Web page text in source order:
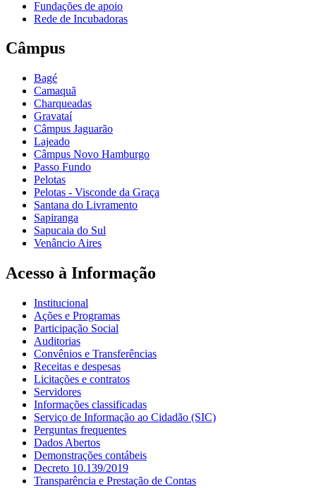
Fundações de apoio
Rede de Incubadoras
Câmpus
Bagé
Camaquã
Charqueadas
Gravataí
Câmpus Jaguarão
Lajeado
Câmpus Novo Hamburgo
Passo Fundo
Pelotas
Pelotas - Visconde da Graça
Santana do Livramento
Sapiranga
Sapucaia do Sul
Venâncio Aires
Acesso à Informação
Institucional
Ações e Programas
Participação Social
Auditorias
Convênios e Transferências
Receitas e despesas
Licitações e contratos
Servidores
Informações classificadas
Serviço de Informação ao Cidadão (SIC)
Perguntas frequentes
Dados Abertos
Demonstrações contábeis
Decreto 10.139/2019
Transparência e Prestação de Contas